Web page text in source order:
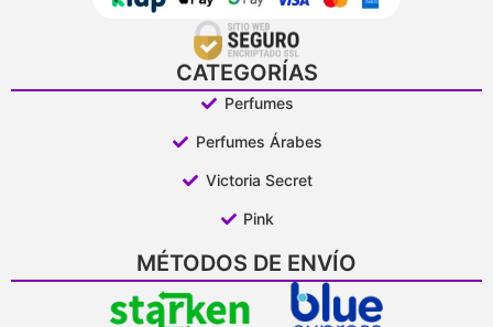
CATEGORÍAS
Perfumes
Perfumes Árabes
Victoria Secret
Pink
MÉTODOS DE ENVÍO